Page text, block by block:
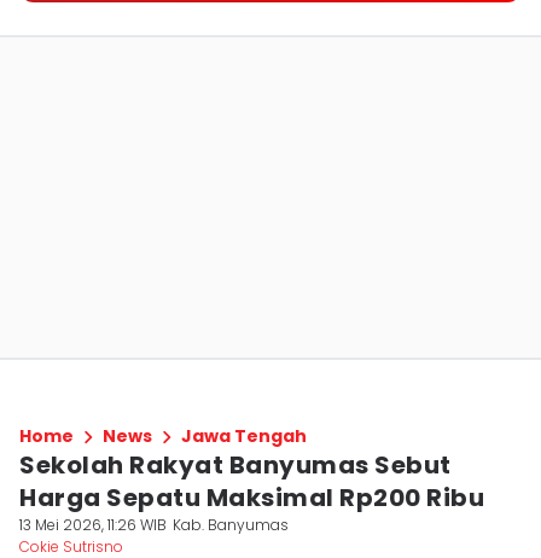
Home News Jawa Tengah
Sekolah Rakyat Banyumas Sebut
Harga Sepatu Maksimal Rp200 Ribu
13 Mei 2026, 11:26 WIB Kab. Banyumas
Cokie Sutrisno